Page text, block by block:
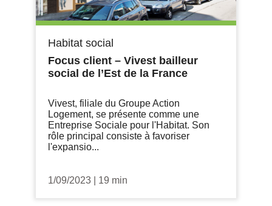
Habitat social
Focus client – Vivest bailleur
social de l’Est de la France
Vivest, filiale du Groupe Action
Logement, se présente comme une
Entreprise Sociale pour l'Habitat. Son
rôle principal consiste à favoriser
l'expansio...
1/09/2023 19 min